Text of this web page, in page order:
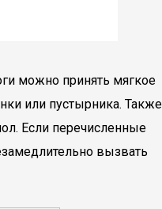
можно принять мягкое
или пустырника. Также
Если перечисленные
вызвать